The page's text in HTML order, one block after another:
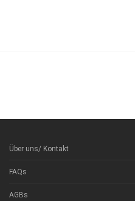
Über uns/ Kontakt
FAQs
AGBs